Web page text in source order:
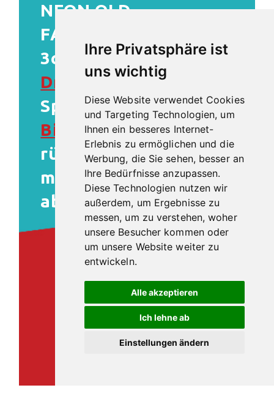
Ihre Privatsphäre ist
uns wichtig
Diese Website verwendet Cookies
und Targeting Technologien, um
Ihnen ein besseres Internet-
Erlebnis zu ermöglichen und die
Werbung, die Sie sehen, besser an
Ihre Bedürfnisse anzupassen.
Diese Technologien nutzen wir
außerdem, um Ergebnisse zu
messen, um zu verstehen, woher
unsere Besucher kommen oder
um unsere Website weiter zu
entwickeln.
Alle akzeptieren
Ich lehne ab
Einstellungen ändern
NEON OLD
FASHIONED
3cl
Neon Rouge, 3cl
Dry Curacao, ein
SpritzerOrange
Bitters auf Eis kalt
rühren und in ein Glas
mit Eiswürfeln
abseihen